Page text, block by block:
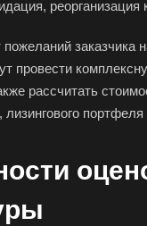
реорганизация
пожеланий заказчика
провести
рассчитать
портфеля